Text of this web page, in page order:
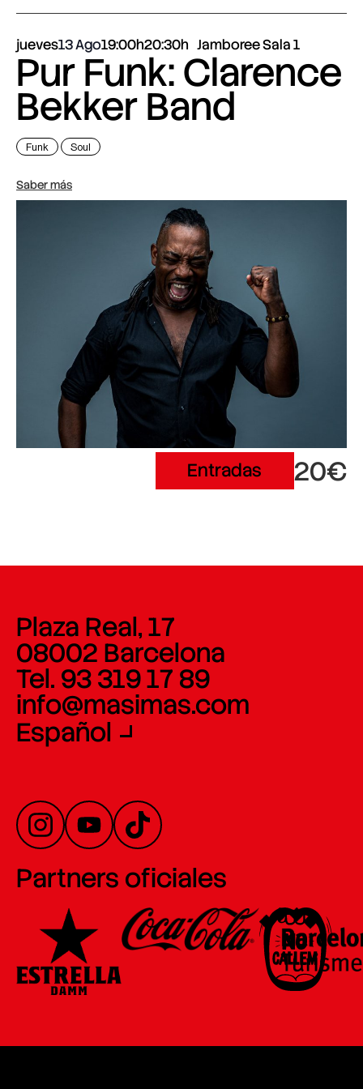
jueves13 Ago19:00h20:30h Jamboree Sala 1
Pur Funk: Clarence
Bekker Band
Funk Soul
Saber más
Entradas 20€
Plaza Real, 17
08002 Barcelona
Tel. 93 319 17 89
info@masimas.com
Español
Partners oficiales